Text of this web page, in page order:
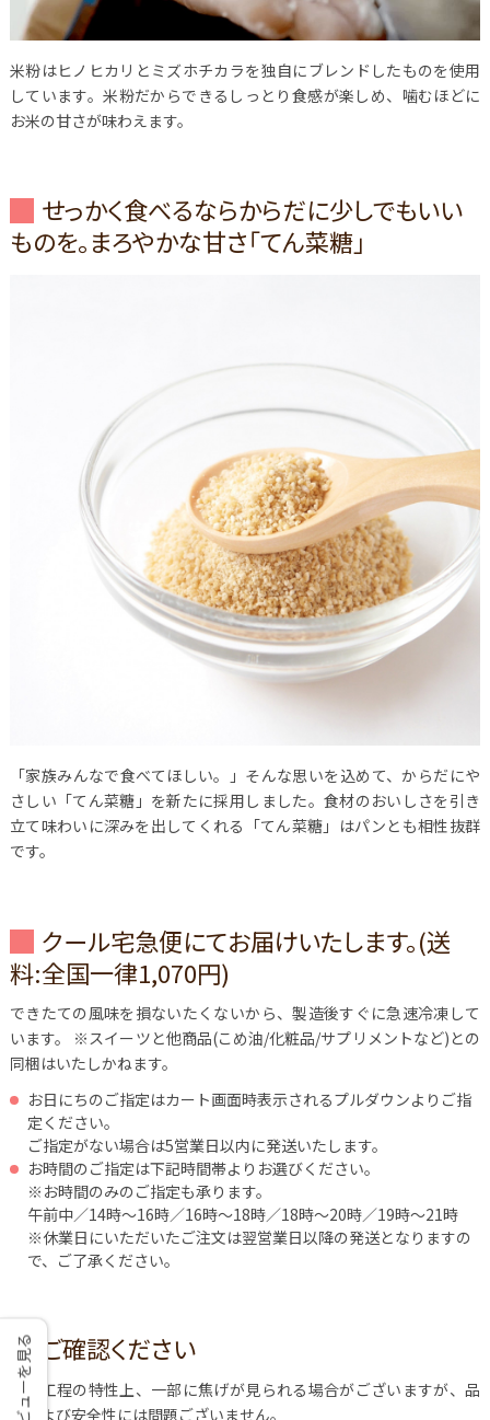
米粉はヒノヒカリとミズホチカラを独自にブレンドしたものを使用
しています。米粉だからできるしっとり食感が楽しめ、噛むほどに
お米の甘さが味わえます。
せっかく食べるならからだに少しでもいい
ものを。まろやかな甘さ「てん菜糖」
「家族みんなで食べてほしい。」そんな思いを込めて、からだにや
さしい「てん菜糖」を新たに採用しました。食材のおいしさを引き
立て味わいに深みを出してくれる「てん菜糖」はパンとも相性抜群
です。
クール宅急便にてお届けいたします。(送
料:全国一律1,070円)
できたての風味を損ないたくないから、製造後すぐに急速冷凍して
います。
※スイーツと他商品(こめ油/化粧品/サプリメントなど)との
同梱はいたしかねます。
お日にちのご指定はカート画面時表示されるプルダウンよりご指
定ください。
ご指定がない場合は5営業日以内に発送いたします。
お時間のご指定は下記時間帯よりお選びください。
※お時間のみのご指定も承ります。
午前中／14時～16時／16時～18時／18時～20時／19時～21時
※休業日にいただいたご注文は翌営業日以降の発送となりますの
で、ご了承ください。
ご確認ください
製造工程の特性上、一部に焦げが見られる場合がございますが、品
質および安全性には問題ございません。
レビューを見る